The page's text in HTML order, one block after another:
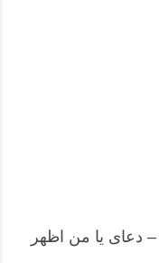
دعای یا من اظهر